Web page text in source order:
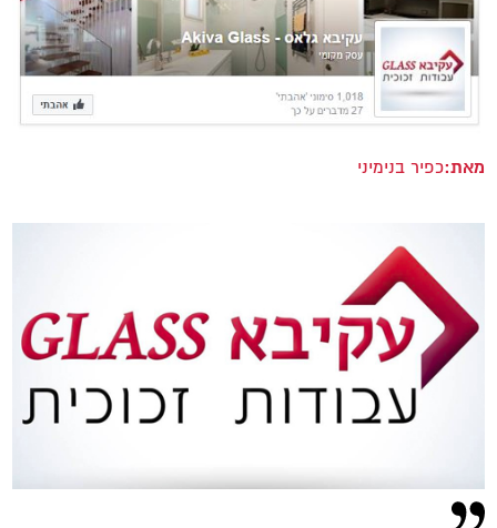
מאת:כפיר בנימיני